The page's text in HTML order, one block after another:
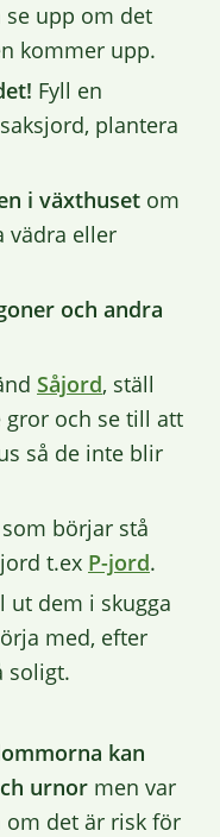
se upp om det
kommer upp.
Fyll en
plantera
i växthuset om
vädra eller
och andra
Såjord, ställ
och se till att
så de inte blir
som börjar stå
t.ex P-jord.
ut dem i skugga
med, efter
soligt.
kan
urnor men var
om det är risk för